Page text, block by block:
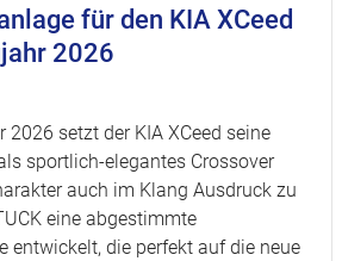
für den KIA XCeed
2026
setzt der KIA XCeed seine
sportlich-elegantes Crossover
auch im Klang Ausdruck zu
eine abgestimmte
entwickelt, die perfekt auf die neue